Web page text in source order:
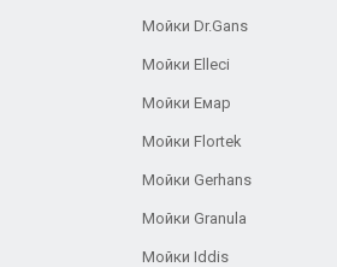
Мойки Dr.Gans
Мойки Elleci
Мойки Емар
Мойки Flortek
Мойки Gerhans
Мойки Granula
Мойки Iddis